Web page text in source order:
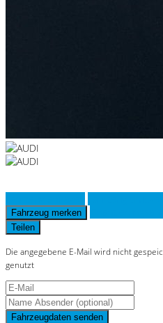
Fahrzeug merken
Teilen
Die angegebene E-Mail wird nicht
genutzt
Fahrzeugdaten senden